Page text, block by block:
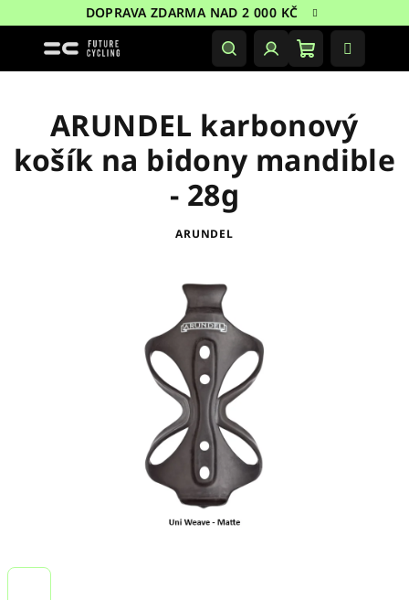
na
DOPRAVA ZDARMA NAD 2 000 KČ
HledatPřihlášeníNákupní
ARUNDEL karbonový
košík na bidony mandible
- 28g
ARUNDEL